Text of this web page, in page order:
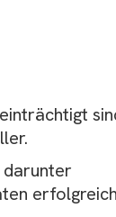
darunter
erfolgreich